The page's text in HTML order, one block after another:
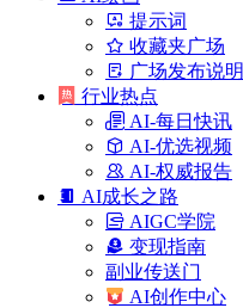
提示词
收藏夹广场
广场发布说明
行业热点
AI-每日快讯
AI-优选视频
AI-权威报告
AI成长之路
AIGC学院
变现指南
副业传送门
AI创作中心